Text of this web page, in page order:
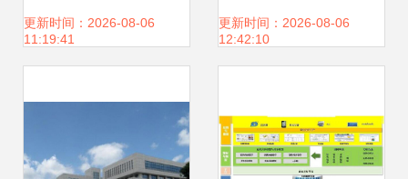
更新时间：2026-08-06
11:19:41
发项目的土地整理
更新时间：2026-08-06
12:42:10